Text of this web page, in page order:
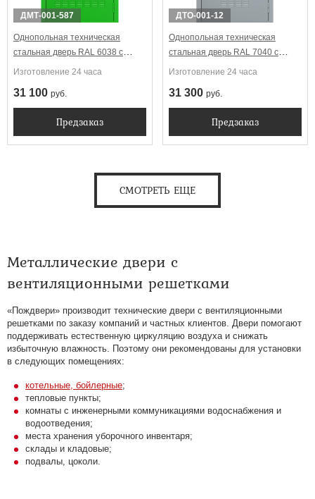
ДМТ-001-587
Однопольная техническая
стальная дверь RAL 6038 с
широким стеклопакетом
Изготовление 24 часа
31 100 руб.
Предзаказ
ДТО-001-12
Однопольная техническая
стальная дверь RAL 7040 с
узким стеклопакетом
Изготовление 24 часа
31 300 руб.
Предзаказ
СМОТРЕТЬ ЕЩЕ
Металлические двери с
вентиляционными решетками
«Пождвери» производит технические двери с вентиляционными
решетками по заказу компаний и частных клиентов. Двери помогают
поддерживать естественную циркуляцию воздуха и снижать
избыточную влажность. Поэтому они рекомендованы для установки
в следующих помещениях:
котельные, бойлерные;
тепловые пункты;
комнаты с инженерными коммуникациями водоснабжения и
водоотведения;
места хранения уборочного инвентаря;
склады и кладовые;
подвалы, цоколи.